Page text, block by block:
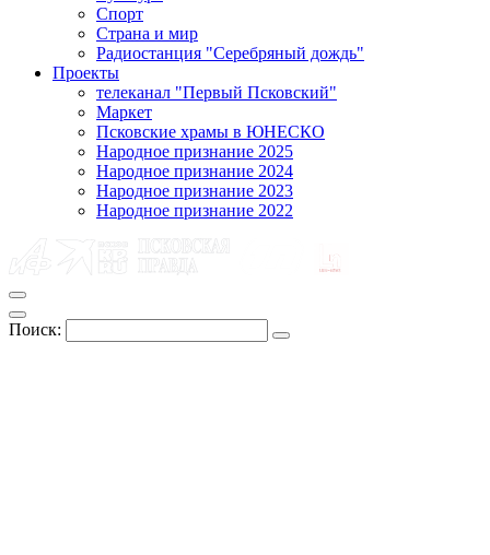
Спорт
Страна и мир
Радиостанция "Серебряный дождь"
Проекты
телеканал "Первый Псковский"
Маркет
Псковские храмы в ЮНЕСКО
Народное признание 2025
Народное признание 2024
Народное признание 2023
Народное признание 2022
Поиск: